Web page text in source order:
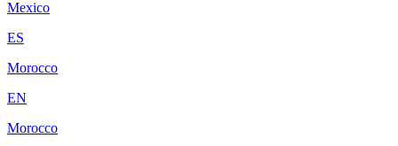
Mexico
ES
Morocco
EN
Morocco